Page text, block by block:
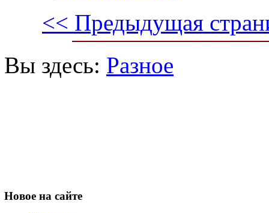
<< Предыдущая
Вы здесь: Разное
Новое на сайте